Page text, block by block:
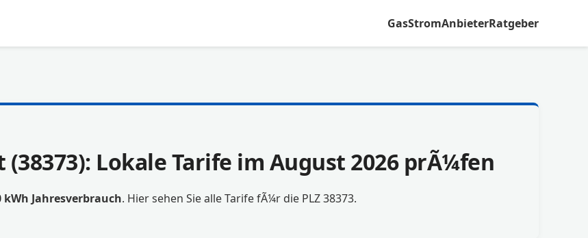
GasStromAnbieterRatgeber
Lokale Tarife im August 2026 prÃ¼fen
kWh Jahresverbrauch. Hier sehen Sie alle Tarife fÃ¼r die PLZ 38373.